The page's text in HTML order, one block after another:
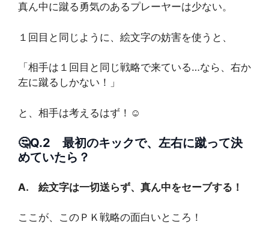
真ん中に蹴る勇気のあるプレーヤーは少ない。
１回目と同じように、絵文字の妨害を使うと、
「相手は１回目と同じ戦略で来ている…なら、右か
左に蹴るしかない！」
と、相手は考えるはず！☺️
🤔Q.2 最初のキックで、左右に蹴って決
めていたら？
A. 絵文字は一切送らず、真ん中をセーブする！
ここが、このＰＫ戦略の面白いところ！